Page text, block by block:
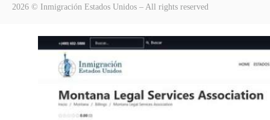
2026 © Inmigración Estados Unidos – All rights reserved